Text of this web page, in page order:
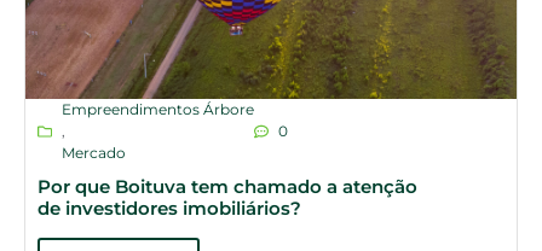
Empreendimentos Árbore
,
Mercado
0
Por que Boituva tem chamado a atenção
de investidores imobiliários?